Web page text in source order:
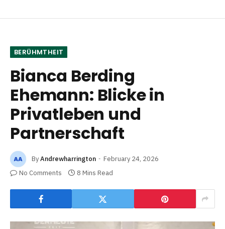
BERÜHMTHEIT
Bianca Berding
Ehemann: Blicke in
Privatleben und
Partnerschaft
ByAndrewharrington
February 24, 2026
No Comments
8 Mins Read